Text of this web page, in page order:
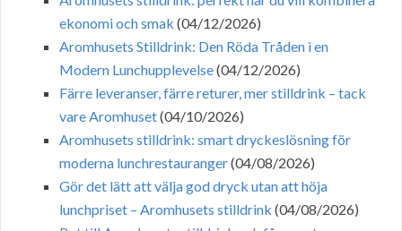
ekonomi och smak (04/12/2026)
Aromhusets Stilldrink: Den Röda Tråden i en
Modern Lunchupplevelse(04/12/2026)
Färre leveranser, färre returer, mer stilldrink – tack
vare Aromhuset(04/10/2026)
Aromhusets stilldrink: smart dryckeslösning för
moderna lunchrestauranger(04/08/2026)
Gör det lätt att välja god dryck utan att höja
lunchpriset – Aromhusets stilldrink (04/08/2026)